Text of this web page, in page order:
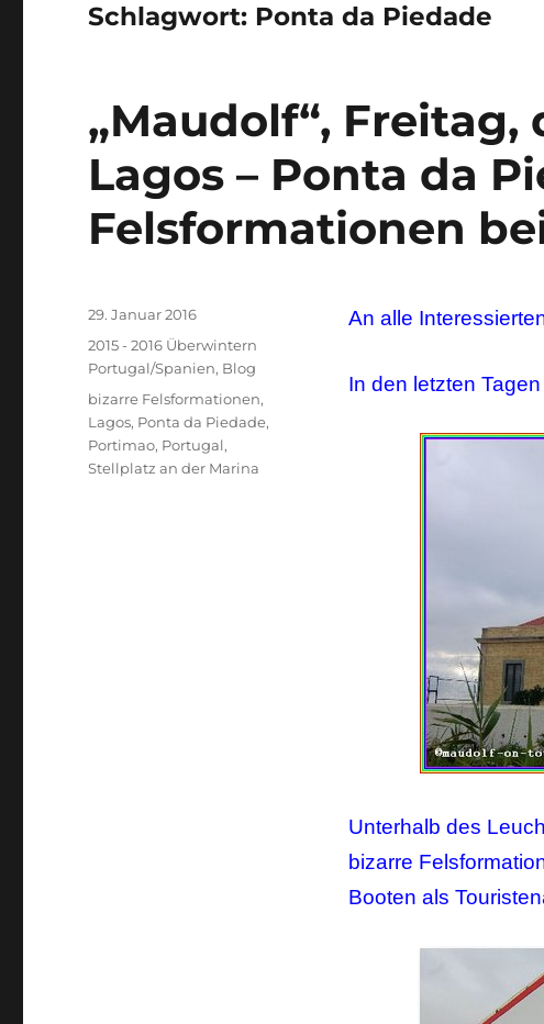
Schlagwort: Ponta da Piedade
„Maudolf“, Freitag,
Lagos – Ponta da
Felsformationen
An alle
In den letzten
Unterhalb des
bizarre
Booten als
Veröffentlicht
am
29. Januar 2016
Kategorien
2015 - 2016 Überwintern
Portugal/Spanien, Blog
Schlagwörter
bizarre Felsformationen,
Lagos, Ponta da Piedade,
Portimao, Portugal,
Stellplatz an der Marina